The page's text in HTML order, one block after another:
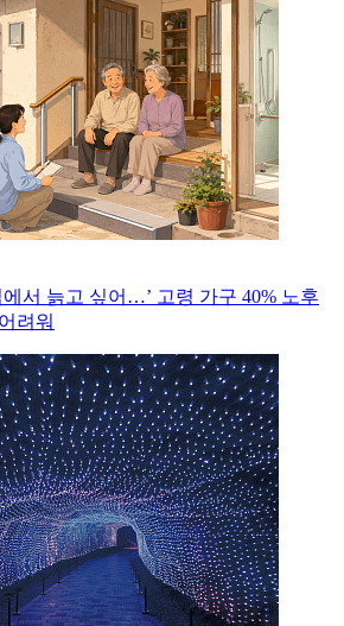
에서 늙고 싶어…’ 고령 가구 40% 노후
려워